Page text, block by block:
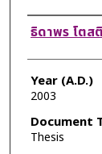
Author
ธิดาพร โตสติ
Year (A.D.)
2003
Document
Thesis